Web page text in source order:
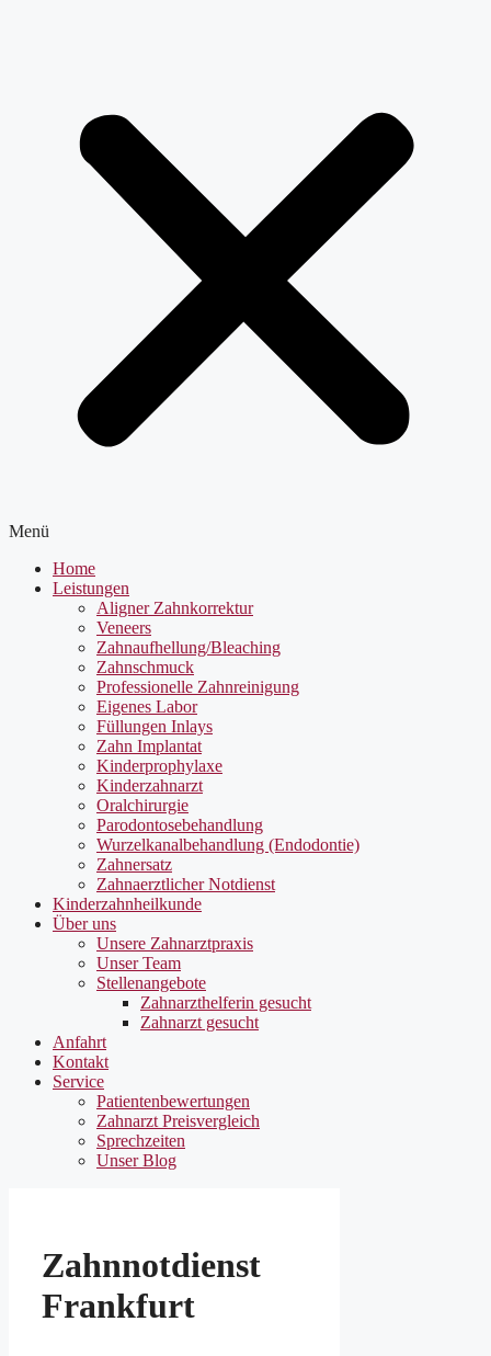
Menü
Home
Leistungen
Aligner Zahnkorrektur
Veneers
Zahnaufhellung/Bleaching
Zahnschmuck
Professionelle Zahnreinigung
Eigenes Labor
Füllungen Inlays
Zahn Implantat
Kinderprophylaxe
Kinderzahnarzt
Oralchirurgie
Parodontosebehandlung
Wurzelkanalbehandlung (Endodontie)
Zahnersatz
Zahnaerztlicher Notdienst
Kinderzahnheilkunde
Über uns
Unsere Zahnarztpraxis
Unser Team
Stellenangebote
Zahnarzthelferin gesucht
Zahnarzt gesucht
Anfahrt
Kontakt
Service
Patientenbewertungen
Zahnarzt Preisvergleich
Sprechzeiten
Unser Blog
Zahnnotdienst
Frankfurt